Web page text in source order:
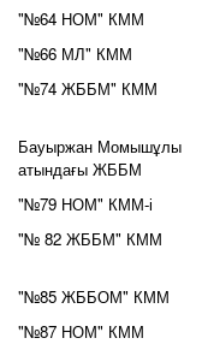
"№64 НОМ" КММ
"№66 МЛ" КММ
"№74 ЖББМ" КММ
Бауыржан Момышұлы
атындағы ЖББМ
"№79 НОМ" КММ-і
"№ 82 ЖББМ" КММ
"№85 ЖББОМ" КММ
"№87 НОМ" КММ